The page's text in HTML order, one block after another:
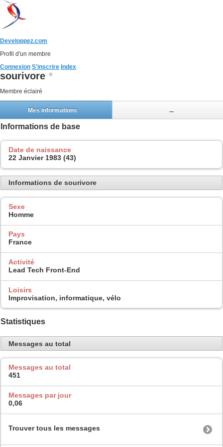
Developpez.com
Profil d'un membre
Connexion S'inscrire Index
sourivore
Membre éclairé
Mes informations ...
Informations de base
Date de naissance
22 Janvier 1983 (43)
Informations de sourivore
Sexe
Homme
Pays
France
Activité
Lead Tech Front-End
Loisirs
Improvisation, informatique, vélo
Statistiques
Messages au total
Messages au total
451
Messages par jour
0,06
Trouver tous les messages